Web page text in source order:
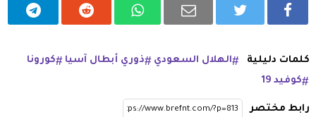
كلمات دليلية الهلال السعودي ذوري أبطال آسيا
كورونا
كوفيد 19
رابط مختصر